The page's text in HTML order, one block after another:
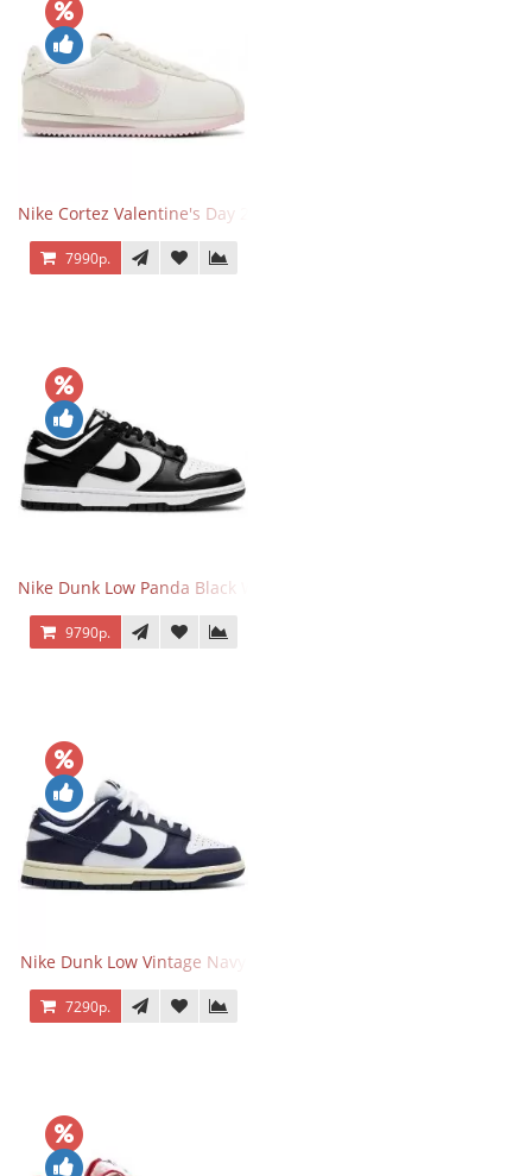
Nike Cortez Valentine's Day 2025
7990р.
Nike Dunk Low Panda Black White
9790р.
Nike Dunk Low Vintage Navy
7290р.